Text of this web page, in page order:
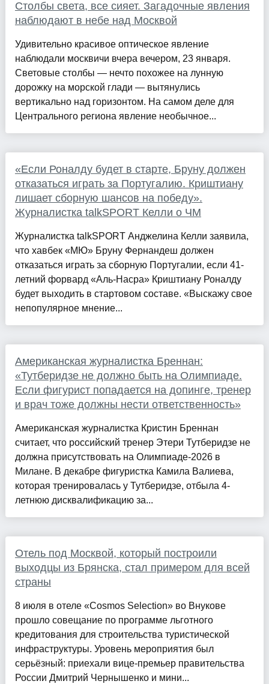
Столбы света, все сияет. Загадочные явления
наблюдают в небе над Москвой
Удивительно красивое оптическое явление
наблюдали москвичи вчера вечером, 23 января.
Световые столбы — нечто похожее на лунную
дорожку на морской глади — вытянулись
вертикально над горизонтом. На самом деле для
Центрального региона явление необычное...
«Если Роналду будет в старте, Бруну должен
отказаться играть за Португалию. Криштиану
лишает сборную шансов на победу».
Журналистка talkSPORT Келли о ЧМ
Журналистка talkSPORT Анджелина Келли заявила,
что хавбек «МЮ» Бруну Фернандеш должен
отказаться играть за сборную Португалии, если 41-
летний форвард «Аль-Насра» Криштиану Роналду
будет выходить в стартовом составе. «Выскажу свое
непопулярное мнение...
Американская журналистка Бреннан:
«Тутберидзе не должно быть на Олимпиаде.
Если фигурист попадается на допинге, тренер
и врач тоже должны нести ответственность»
Американская журналистка Кристин Бреннан
считает, что российский тренер Этери Тутберидзе не
должна присутствовать на Олимпиаде-2026 в
Милане. В декабре фигуристка Камила Валиева,
которая тренировалась у Тутберидзе, отбыла 4-
летнюю дисквалификацию за...
Отель под Москвой, который построили
выходцы из Брянска, стал примером для всей
страны
8 июля в отеле «Cosmos Selection» во Внукове
прошло совещание по программе льготного
кредитования для строительства туристической
инфраструктуры. Уровень мероприятия был
серьёзный: приехали вице-премьер правительства
России Дмитрий Чернышенко и мини...